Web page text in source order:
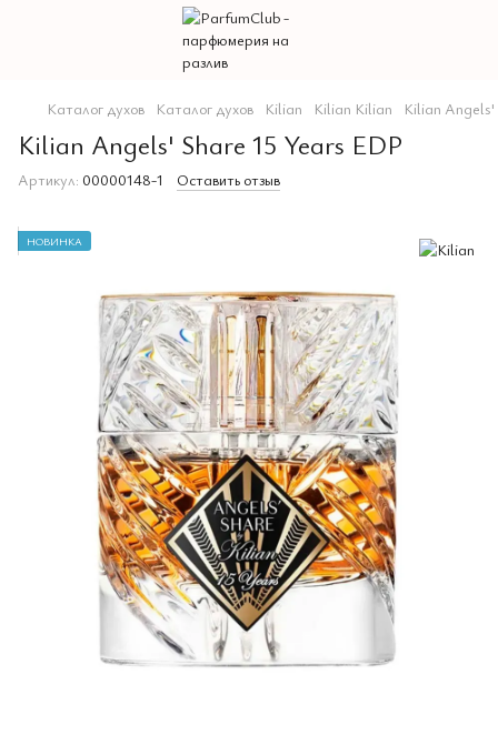
Каталог духов Каталог духов Kilian Kilian Kilian Kilian Angels'
Kilian Angels' Share 15 Years EDP
Артикул: 00000148-1 Оставить отзыв
НОВИНКА